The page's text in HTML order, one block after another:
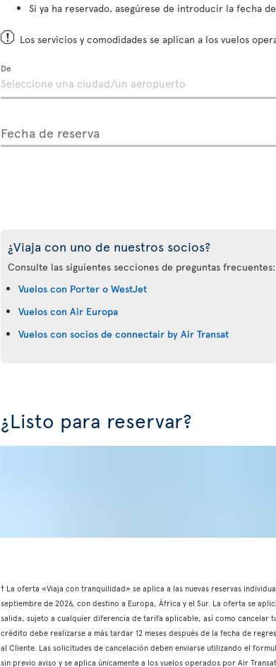
Si ya ha reservado, asegúrese de introducir la fecha
Los servicios y comodidades se aplican a los vuelos
De
Fecha de reserva
¿Viaja con uno de nuestros socios?
Consulte las siguientes secciones de preguntas frecuentes:
Vuelos con Porter o WestJet
Vuelos con Air Europa
Vuelos con socios de connectair by Air Transat
¿Listo para reservar?
† La oferta «Viaja con tranquilidad» se aplica a las nuevas reservas
septiembre de 2026, con destino a Europa, África y el Sur. La oferta se
salida, sujeto a cualquier diferencia de tarifa aplicable, así como cancelar
crédito debe realizarse a más tardar 12 meses después de la fecha de
al Cliente. Las solicitudes de cancelación deben enviarse utilizando el
sin previo aviso y se aplica únicamente a los vuelos operados por Air